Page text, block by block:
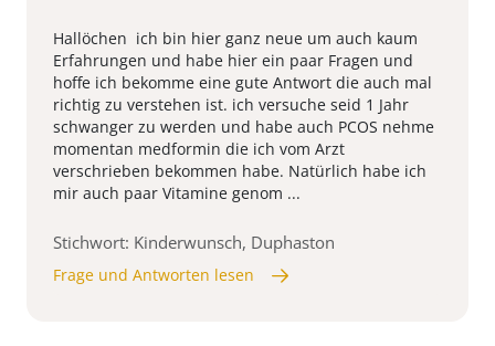
Hallöchen ich bin hier ganz neue um auch kaum
Erfahrungen und habe hier ein paar Fragen und
hoffe ich bekomme eine gute Antwort die auch mal
richtig zu verstehen ist. ich versuche seid 1 Jahr
schwanger zu werden und habe auch PCOS nehme
momentan medformin die ich vom Arzt
verschrieben bekommen habe. Natürlich habe ich
mir auch paar Vitamine genom ...
Stichwort: Kinderwunsch, Duphaston
Frage und Antworten lesen